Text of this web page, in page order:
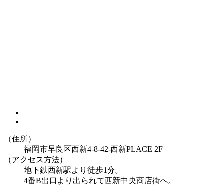
（住所）
福岡市早良区西新4-8-42-西新PLACE 2F
（アクセス方法）
地下鉄西新駅より徒歩1分。
4番B出口より出られて西新中央商店街へ。